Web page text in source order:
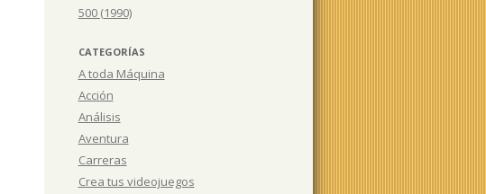
500 (1990)
CATEGORÍAS
A toda Máquina
Acción
Análisis
Aventura
Carreras
Crea tus videojuegos